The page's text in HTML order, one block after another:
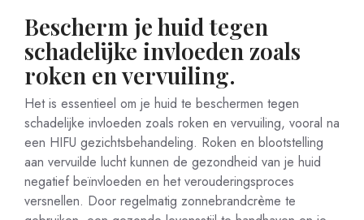
Bescherm je huid tegen
schadelijke invloeden zoals
roken en vervuiling.
Het is essentieel om je huid te beschermen tegen
schadelijke invloeden zoals roken en vervuiling, vooral na
een HIFU gezichtsbehandeling. Roken en blootstelling
aan vervuilde lucht kunnen de gezondheid van je huid
negatief beïnvloeden en het verouderingsproces
versnellen. Door regelmatig zonnebrandcrème te